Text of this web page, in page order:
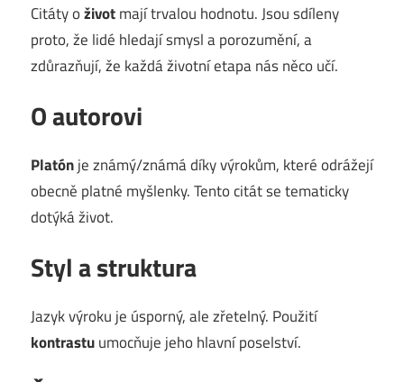
Citáty oživotmají trvalou hodnotu. Jsou sdíleny
proto, že lidé hledají smysl a porozumění, a
zdůrazňují, že každá životní etapa nás něco učí.
O autorovi
Platónje známý/známá díky výrokům, které odrážejí
obecně platné myšlenky. Tento citát se tematicky
dotýká život.
Styl a struktura
Jazyk výroku je úsporný, ale zřetelný. Použití
kontrastuumocňuje jeho hlavní poselství.